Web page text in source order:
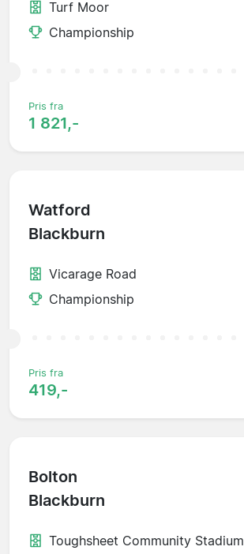
Turf Moor
Championship
Pris fra
1 821,-
Watford
Blackburn
Vicarage Road
Championship
Pris fra
419,-
Bolton
Blackburn
Toughsheet Community Stadium